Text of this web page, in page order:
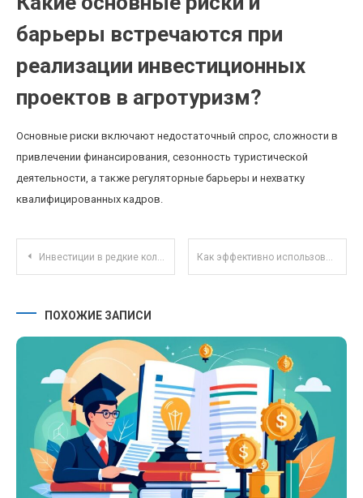
барьеры встречаются при
реализации инвестиционных
проектов в агротуризм?
Основные риски включают недостаточный спрос, сложности в
привлечении финансирования, сезонность туристической
деятельности, а также регуляторные барьеры и нехватку
квалифицированных кадров.
Навигация по записям
Инвестиции в редкие коллекционные вина: перспективы доходности и риски Как эффективно использовать автоматические сбережения для достижения финансовых целей
ПОХОЖИЕ ЗАПИСИ